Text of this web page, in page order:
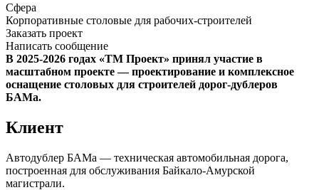
Сфера
Корпоративные столовые для рабочих-строителей
Заказать проект
Написать сообщение
В 2025-2026 годах «ТМ Проект» принял участие в
масштабном проекте — проектирование и комплексное
оснащение столовых для строителей дорог-дублеров
БАМа.
Клиент
Автодублер БАМа — техническая автомобильная дорога,
построенная для обслуживания Байкало-Амурской
магистрали.